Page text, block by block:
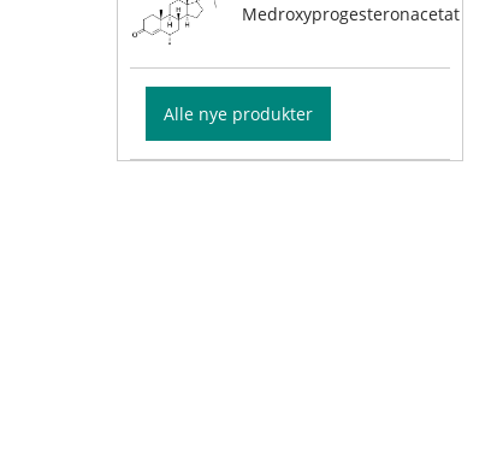
Medroxyprogesteronacetat
Alle nye produkter